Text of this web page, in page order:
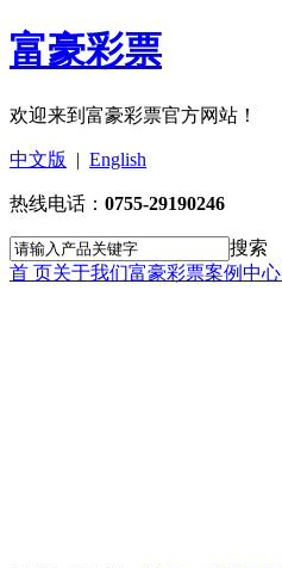
富豪彩票
欢迎来到富豪彩票官方网站！
中文版 | English
热线电话： 0755-29190246
搜索
首 页关于我们富豪彩票案例中心